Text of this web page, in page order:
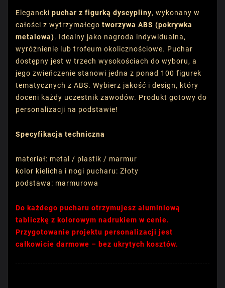
Elegancki puchar z figurką dyscypliny, wykonany w
całości z wytrzymałego tworzywa ABS (pokrywka
metalowa). Idealny jako nagroda indywidualna,
wyróżnienie lub trofeum okolicznościowe. Puchar
dostępny jest w trzech wysokościach do wyboru, a
jego zwieńczenie stanowi jedna z ponad 100 figurek
tematycznych z ABS. Wybierz jakość i design, który
doceni każdy uczestnik zawodów. Produkt gotowy do
personalizacji na podstawie!
Specyfikacja techniczna
materiał: metal / plastik / marmur
kolor kielicha i nogi pucharu: Złoty
podstawa: marmurowa
Do każdego pucharu otrzymujesz aluminiową
tabliczkę z kolorowym nadrukiem w cenie.
Przygotowanie projektu personalizacji jest
całkowicie darmowe – bez ukrytych kosztów.